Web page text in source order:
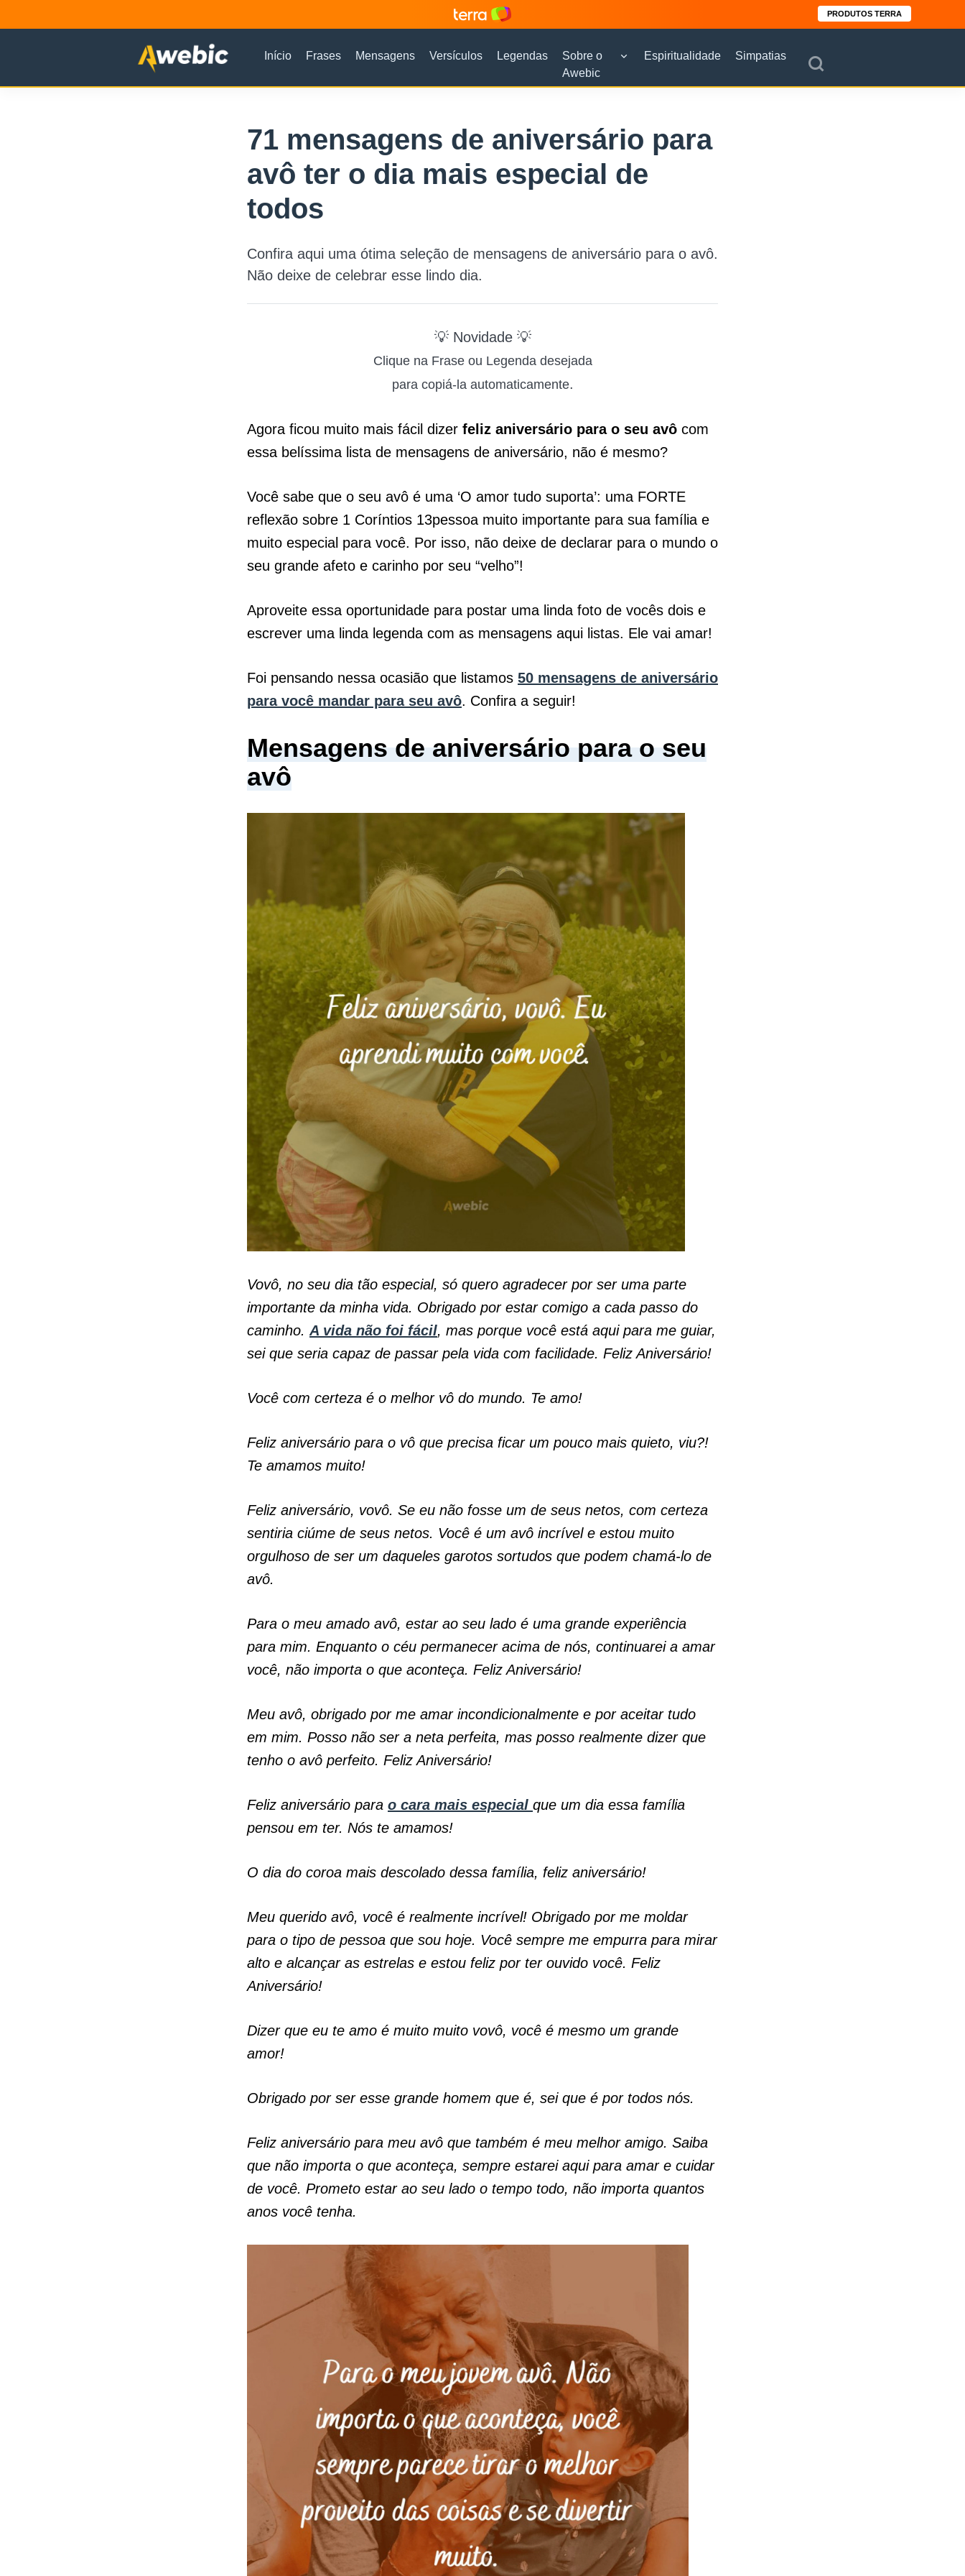
PRODUTOS TERRA
Início Frases Mensagens Versículos Legendas
Sobre o
Awebic
Espiritualidade Simpatias
71 mensagens de aniversário para
avô ter o dia mais especial de
todos
Confira aqui uma ótima seleção de mensagens de aniversário para o avô.
Não deixe de celebrar esse lindo dia.
💡 Novidade 💡
Clique na Frase ou Legenda desejada
para copiá-la automaticamente.
Agora ficou muito mais fácil dizer feliz aniversário para o seu avô com
essa belíssima lista de mensagens de aniversário, não é mesmo?
Você sabe que o seu avô é uma ‘O amor tudo suporta’: uma FORTE
reflexão sobre 1 Coríntios 13pessoa muito importante para sua família e
muito especial para você. Por isso, não deixe de declarar para o mundo o
seu grande afeto e carinho por seu “velho”!
Aproveite essa oportunidade para postar uma linda foto de vocês dois e
escrever uma linda legenda com as mensagens aqui listas. Ele vai amar!
Foi pensando nessa ocasião que listamos 50 mensagens de aniversário
para você mandar para seu avô. Confira a seguir!
Mensagens de aniversário para o seu
avô
Vovô, no seu dia tão especial, só quero agradecer por ser uma parte
importante da minha vida. Obrigado por estar comigo a cada passo do
caminho. A vida não foi fácil, mas porque você está aqui para me guiar,
sei que seria capaz de passar pela vida com facilidade. Feliz Aniversário!
Você com certeza é o melhor vô do mundo. Te amo!
Feliz aniversário para o vô que precisa ficar um pouco mais quieto, viu?!
Te amamos muito!
Feliz aniversário, vovô. Se eu não fosse um de seus netos, com certeza
sentiria ciúme de seus netos. Você é um avô incrível e estou muito
orgulhoso de ser um daqueles garotos sortudos que podem chamá-lo de
avô.
Para o meu amado avô, estar ao seu lado é uma grande experiência
para mim. Enquanto o céu permanecer acima de nós, continuarei a amar
você, não importa o que aconteça. Feliz Aniversário!
Meu avô, obrigado por me amar incondicionalmente e por aceitar tudo
em mim. Posso não ser a neta perfeita, mas posso realmente dizer que
tenho o avô perfeito. Feliz Aniversário!
Feliz aniversário para o cara mais especial que um dia essa família
pensou em ter. Nós te amamos!
O dia do coroa mais descolado dessa família, feliz aniversário!
Meu querido avô, você é realmente incrível! Obrigado por me moldar
para o tipo de pessoa que sou hoje. Você sempre me empurra para mirar
alto e alcançar as estrelas e estou feliz por ter ouvido você. Feliz
Aniversário!
Dizer que eu te amo é muito muito vovô, você é mesmo um grande
amor!
Obrigado por ser esse grande homem que é, sei que é por todos nós.
Feliz aniversário para meu avô que também é meu melhor amigo. Saiba
que não importa o que aconteça, sempre estarei aqui para amar e cuidar
de você. Prometo estar ao seu lado o tempo todo, não importa quantos
anos você tenha.